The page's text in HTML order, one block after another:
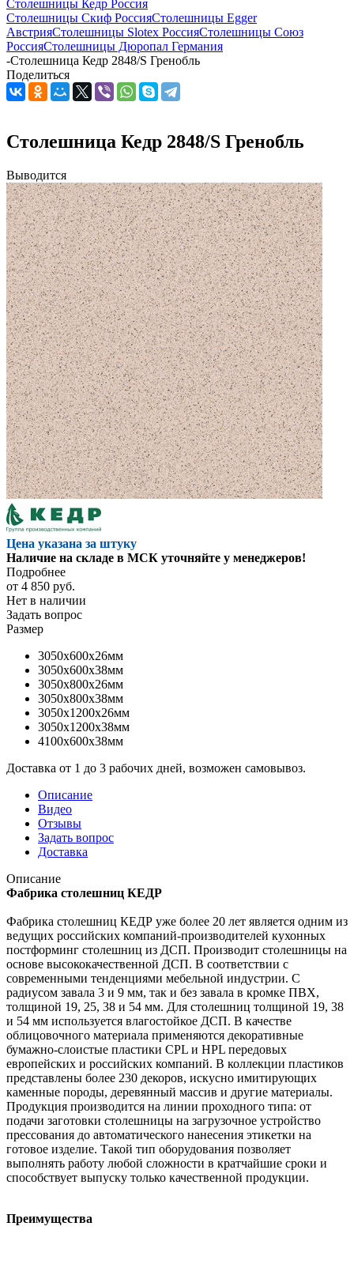
Столешницы Кедр Россия
Столешницы Скиф РоссияСтолешницы Egger
АвстрияСтолешницы Slotex РоссияСтолешницы Союз
РоссияСтолешницы Дюропал Германия
-Столешница Кедр 2848/S Гренобль
Поделиться
Столешница Кедр 2848/S Гренобль
Выводится
Цена указана за штуку
Наличие на складе в МСК уточняйте у менеджеров!
Подробнее
от 4 850 руб.
Нет в наличии
Задать вопрос
Размер
3050x600x26мм
3050x600x38мм
3050x800x26мм
3050x800x38мм
3050x1200x26мм
3050x1200x38мм
4100x600x38мм
Доставка от 1 до 3 рабочих дней, возможен самовывоз.
Описание
Видео
Отзывы
Задать вопрос
Доставка
Описание
Фабрика столешниц КЕДР
Фабрика столешниц КЕДР уже более 20 лет является одним из
ведущих российских компаний-производителей кухонных
постформинг столешниц из ДСП. Производит столешницы на
основе высококачественной ДСП. В соответствии с
современными тенденциями мебельной индустрии. С
радиусом завала 3 и 9 мм, так и без завала в кромке ПВХ,
толщиной 19, 25, 38 и 54 мм. Для столешниц толщиной 19, 38
и 54 мм используется влагостойкое ДСП. В качестве
облицовочного материала применяются декоративные
бумажно-слоистые пластики CPL и HPL передовых
европейских и российских компаний. В коллекции пластиков
представлены более 230 декоров, искусно имитирующих
каменные породы, деревянный массив и другие материалы.
Продукция производится на линии проходного типа: от
подачи заготовки столешницы на загрузочное устройство
прессования до автоматического нанесения этикетки на
готовое изделие. Такой тип оборудования позволяет
выполнять работу любой сложности в кратчайшие сроки и
способствует выпуску только качественной продукции.
Преимущества